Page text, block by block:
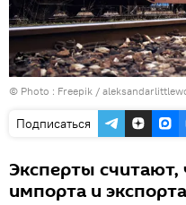
© Photo : Freepik /
Подписаться
Эксперты считают,
импорта и